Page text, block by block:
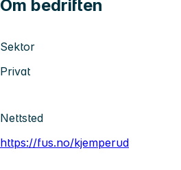
Om bedriften
Sektor
Privat
Nettsted
https://fus.no/kjemperud